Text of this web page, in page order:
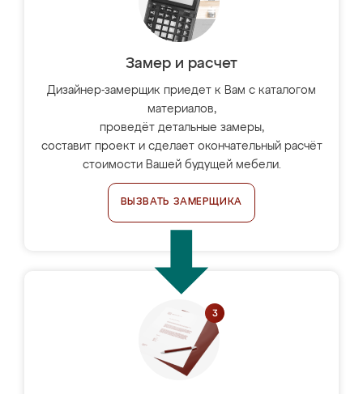
Замер и расчет
Дизайнер-замерщик приедет к Вам с каталогом
материалов,
проведёт детальные замеры,
составит проект и сделает окончательный расчёт
стоимости Вашей будущей мебели.
ВЫЗВАТЬ ЗАМЕРЩИКА